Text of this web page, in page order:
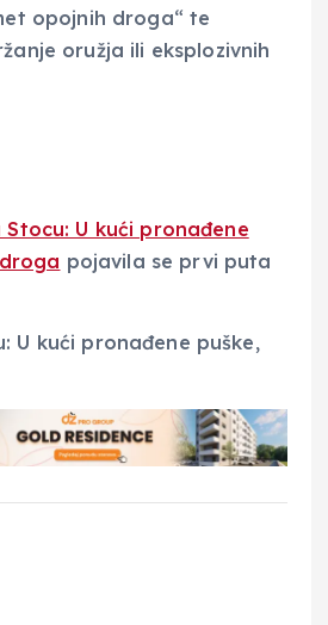
opojnih droga“ te
oružja ili eksplozivnih
Stocu: U kući pronađene
pojavila se prvi puta